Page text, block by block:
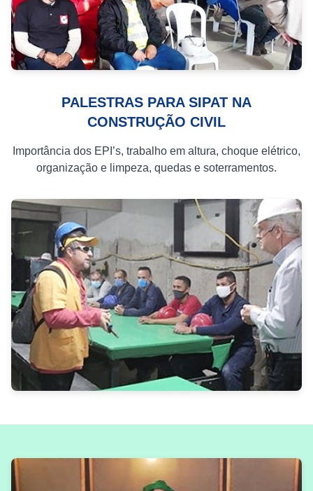
PALESTRAS PARA SIPAT NA
CONSTRUÇÃO CIVIL
Importância dos EPI’s, trabalho em altura, choque elétrico,
organização e limpeza, quedas e soterramentos.